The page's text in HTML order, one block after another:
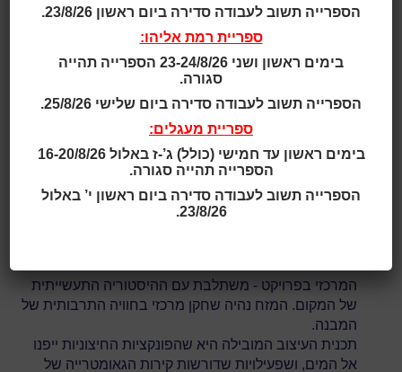
לקריאה נוספת: House for Books and Blues, Notodd
"בית הספרים ומוזיקת הבלוז" של נוטודן הוא
קומפלקס-תרבות המכיל ספרייה ציבורית, מוזאון למוזיקת
הבלוז,
אולם לתיאטרון ולקולנוע, בית-קפה/ מסעדה, חלל
לקונצרטים ולהופעות חיות, ומרכז-מידע לתיירים.
הרעיון האדריכלי שהוביל את תכנון ועיצוב מרכז-התרבות
היה להתכתב עם האופי התעשייתי של מבנים היסטוריים
המרכזי בפרויקט - משתלבת עם ההיסטוריה התעשייתית
של המקום. המזח נהיה שחקן מרכזי בחוויה התרבותית של
המבנה.
תכנית העיצוב המובילה היא שהפונקציות החיצוניות ייפנו
אל המים, ושפעילויות שדורשות קירות הגאומטרייה של
הספרייה תשוב לעבודה סדירה ביום ראשון 23/8/26.
ספריית רמת אליהו:
בימים ראשון ושני 23-24/8/26 הספרייה תהייה
סגורה.
הספרייה תשוב לעבודה סדירה ביום שלישי 25/8/26.
ספריית מעגלים:
בימים ראשון עד חמישי (כולל) ג’-ז באלול 16-20/8/26
הספרייה תהייה סגורה.
הספרייה תשוב לעבודה סדירה ביום ראשון י’ באלול
23/8/26.